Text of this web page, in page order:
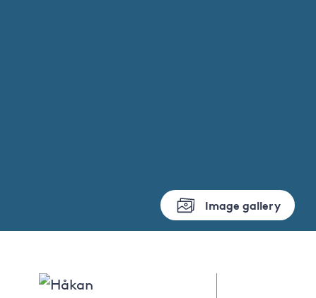
Image gallery